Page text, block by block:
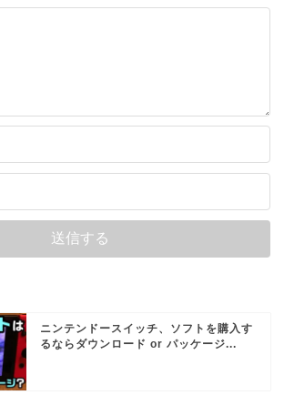
ニンテンドースイッチ、ソフトを購入す
るならダウンロード or パッケージ...